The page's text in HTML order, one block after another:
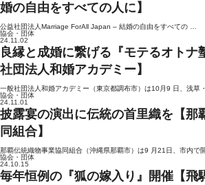
婚の自由をすべての人に】
公益社団法人Marriage ForAll Japan ‒ 結婚の自由をすべての …
協会・団体
24.11.02
良縁と成婚に繋げる『モテるオトナ
社団法人和婚アカデミー】
一般社団法人和婚アカデミー（東京都調布市）は10月9 日、浅草
協会・団体
24.11.01
披露宴の演出に伝統の首里織を【那
同組合】
那覇伝統織物事業協同組合（沖縄県那覇市）は9 月21日、市内で
協会・団体
24.10.15
毎年恒例の『狐の嫁入り』開催【飛